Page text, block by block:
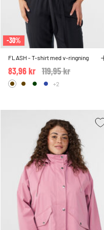
-30%
FLASH - T-shirt med v-ringning
Price reduced from
119,95 kr
83,96 kr
+2